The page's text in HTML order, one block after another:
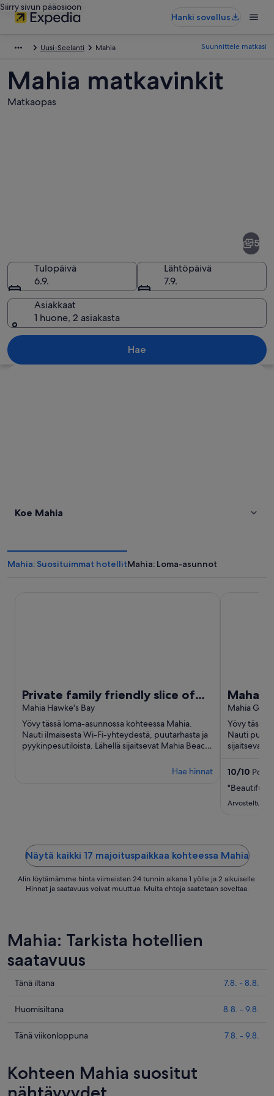
Siirry sivun pääosioon
Hanki sovellus
Uusi-Seelanti Mahia Suunnittele matkasi
Mahia matkavinkit
Matkaopas
Kivikkoinen ranta, jossa on
5
Tulopäivä
6.9.
Lähtöpäivä
7.9.
Asiakkaat
1 huone, 2 asiakasta
Hae
Koe Mahia
Mahia: Suosituimmat hotellitMahia: Loma-asunnot
Private family friendly slice of
paradise- ready for you to
enjoy.
Mahia Hawke's Bay
Yövy tässä loma-asunnossa kohteessa Mahia.
Nauti ilmaisesta Wi-Fi-yhteydestä, puutarhasta ja
pyykinpesutiloista. Lähellä sijaitsevat Mahia Beach
Hae hinnat
Mahia
Yövy tässä
Nauti
sijaitsevat
10/10
"Beautiful
Arvosteltu
Näytä kaikki 17 majoituspaikkaa kohteessa Mahia
Alin löytämämme hinta viimeisten 24 tunnin aikana 1 yölle ja 2 aikuiselle.
Hinnat ja saatavuus voivat muuttua. Muita ehtoja saatetaan soveltaa.
Mahia: Tarkista hotellien
saatavuus
Tarkista
Mahia
täksi
7.8.
Tänä iltana 7.8. - 8.8.
Tarkista
Mahia
eli
8.8.
Huomisiltana 8.8. - 9.8.
Tarkista
hinnat
täksi
Tänä viikonloppuna 7.8. - 9.8.
Kohteen Mahia suositut